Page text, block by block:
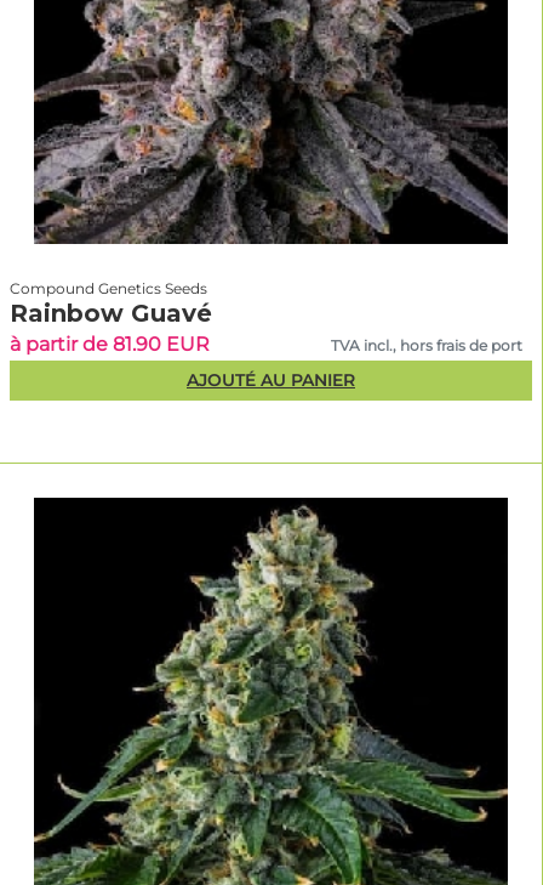
Compound Genetics Seeds
Rainbow Guavé
à partir de 81.90 EUR TVA incl., hors frais de port
AJOUTÉ AU PANIER